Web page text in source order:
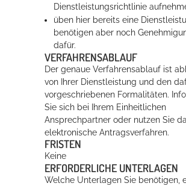
Dienstleistungsrichtlinie
üben hier bereits eine
benötigen aber noch
dafür.
VERFAHRENSABLAUF
Der genaue Verfahrensablauf ist
von Ihrer Dienstleistung und den
vorgeschriebenen Formalitäten.
Sie sich bei Ihrem Einheitlichen
Ansprechpartner oder nutzen Sie
elektronische Antragsverfahren.
FRISTEN
Keine
ERFORDERLICHE UNTERLAGEN
Welche Unterlagen Sie benötigen,